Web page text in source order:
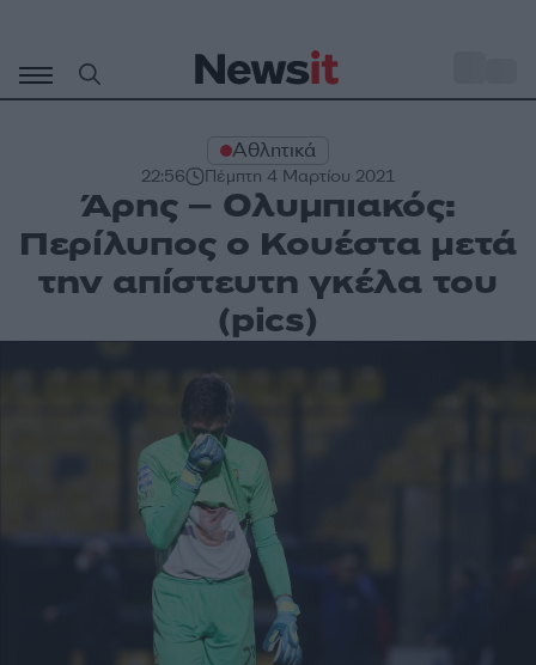
περιεχόμενο
Αθλητικά
22:56 Πέμπτη 4 Μαρτίου 2021
Άρης – Ολυμπιακός:
Περίλυπος ο Κουέστα μετά
την απίστευτη γκέλα του
(pics)